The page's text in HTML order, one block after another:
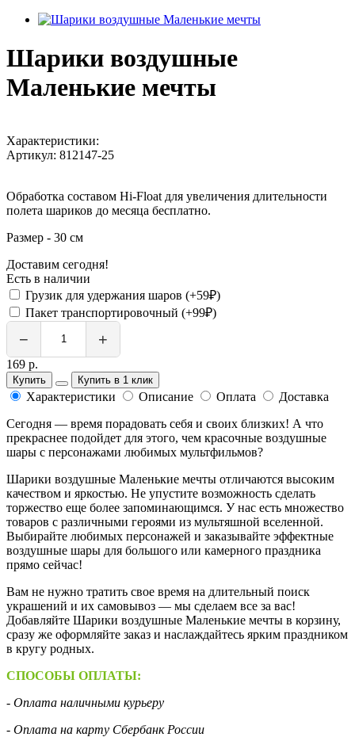
Шарики воздушные
Маленькие мечты
Характеристики:
Артикул: 812147-25
Обработка составом Hi-Float для увеличения длительности
полета шариков до месяца бесплатно.
Размер - 30 см
Доставим сегодня!
Есть в наличии
Грузик для удержания шаров (+59₽)
Пакет транспортировочный (+99₽)
− +
169 р.
Купить Купить в 1 клик
Характеристики Описание Оплата
Доставка
Сегодня — время порадовать себя и своих близких! А что
прекраснее подойдет для этого, чем красочные воздушные
шары с персонажами любимых мультфильмов?
Шарики воздушные Маленькие мечты отличаются высоким
качеством и яркостью. Не упустите возможность сделать
торжество еще более запоминающимся. У нас есть множество
товаров с различными героями из мультяшной вселенной.
Выбирайте любимых персонажей и заказывайте эффектные
воздушные шары для большого или камерного праздника
прямо сейчас!
Вам не нужно тратить свое время на длительный поиск
украшений и их самовывоз — мы сделаем все за вас!
Добавляйте Шарики воздушные Маленькие мечты в корзину,
сразу же оформляйте заказ и наслаждайтесь ярким праздником
в кругу родных.
СПОСОБЫ ОПЛАТЫ:
- Оплата наличными курьеру
- Оплата на карту Сбербанк России